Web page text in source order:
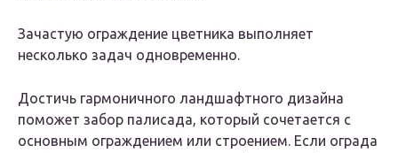
Зачастую ограждение цветника выполняет
несколько задач одновременно.
Достичь гармоничного ландшафтного дизайна
поможет забор палисада, который сочетается с
основным ограждением или строением. Если ограда